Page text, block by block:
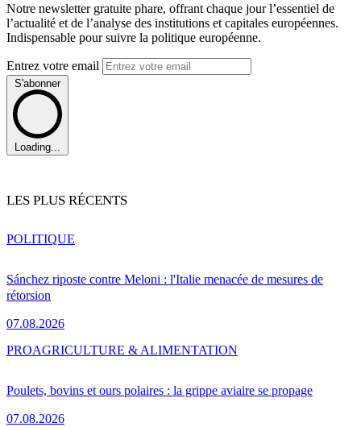
Notre newsletter gratuite phare, offrant chaque jour l’essentiel de
l’actualité et de l’analyse des institutions et capitales européennes.
Indispensable pour suivre la politique européenne.
Entrez votre email
S'abonner
Loading...
LES PLUS RÉCENTS
Sánchez riposte contre Meloni : l'Italie menacée de mesures de
rétorsion
07.08.2026
POLITIQUE
Poulets, bovins et ours polaires : la grippe aviaire se propage
07.08.2026
PROAGRICULTURE & ALIMENTATION